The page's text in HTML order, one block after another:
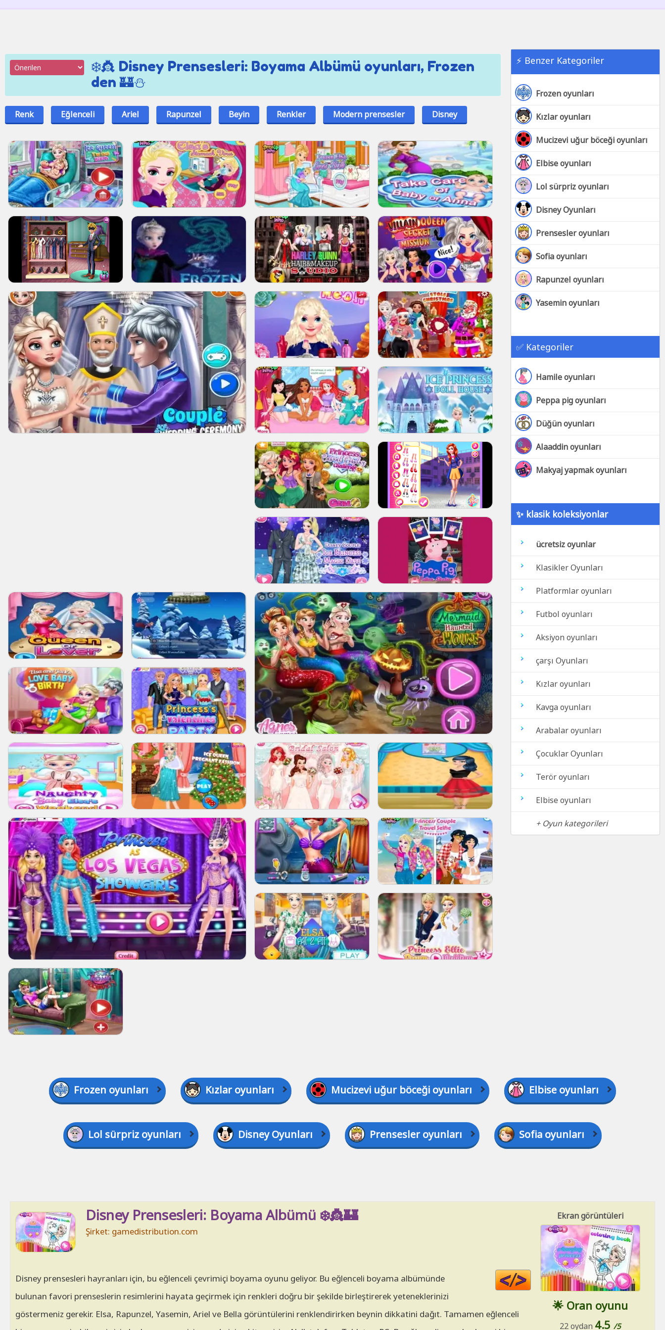
⚡ Benzer Kategoriler
Frozen oyunları
Kızlar oyunları
Mucizevi uğur böceği oyunları
Elbise oyunları
Lol sürpriz oyunları
Disney Oyunları
Prensesler oyunları
Sofia oyunları
Rapunzel oyunları
Yasemin oyunları
✅ Kategoriler
Hamile oyunları
Peppa pig oyunları
Düğün oyunları
Alaaddin oyunları
Makyaj yapmak oyunları
✨ klasik koleksiyonlar
ücretsiz oyunlar
Klasikler Oyunları
Platformlar oyunları
Futbol oyunları
Aksiyon oyunları
çarşı Oyunları
Kızlar oyunları
Kavga oyunları
Arabalar oyunları
Çocuklar Oyunları
Terör oyunları
Elbise oyunları
+ Oyun kategorileri
❄️👸 Disney Prensesleri: Boyama Albümü oyunları, Frozen
den 🏰⛄
Renk Eğlenceli Ariel Rapunzel Beyin Renkler Modern prensesler Disney
Frozen oyunları Kızlar oyunları Mucizevi uğur böceği oyunları Elbise oyunları
Lol sürpriz oyunları Disney Oyunları Prensesler oyunları Sofia oyunları
Ekran görüntüleri
🌟 Oran oyunu
22 oydan 4.5 /5
Disney Prensesleri: Boyama Albümü ❄️👸🏰
Şirket: gamedistribution.com
Code
HTML
Disney prensesleri hayranları için, bu eğlenceli çevrimiçi boyama oyunu geliyor. Bu eğlenceli boyama albümünde
bulunan favori prenseslerin resimlerini hayata geçirmek için renkleri doğru bir şekilde birleştirerek yeteneklerinizi
göstermeniz gerekir. Elsa, Rapunzel, Yasemin, Ariel ve Bella görüntülerini renklendirirken beynin dikkatini dağıt. Tamamen eğlenceli